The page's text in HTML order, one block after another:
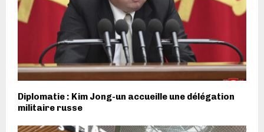
Diplomatie : Kim Jong-un accueille une délégation
militaire russe